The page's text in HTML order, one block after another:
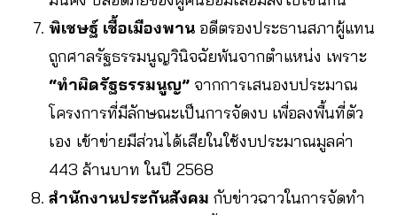
พิเชษฐ์ เชื้อเมืองพาน อดีตรองประธานสภาผู้แทน
ถูกศาลรัฐธรรมนูญวินิจฉัยพ้นจากตำแหน่ง เพราะ
“ทำผิดรัฐธรรมนูญ” จากการเสนองบประมาณ
โครงการที่มีลักษณะเป็นการจัดงบ เพื่อลงพื้นที่ตัว
เอง เข้าข่ายมีส่วนได้เสียในใช้งบประมาณมูลค่า
443 ล้านบาท ในปี 2568
สำนักงานประกันสังคม กับข่าวฉาวในการจัดทำ